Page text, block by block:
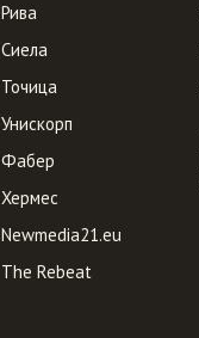
Рива
Сиела
Точица
Унискорп
Фабер
Хермес
Newmedia21.eu
The Rebeat